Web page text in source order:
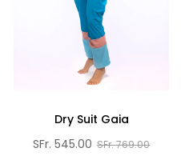
Dry Suit Gaia
SFr. 545.00 SFr. 769.00